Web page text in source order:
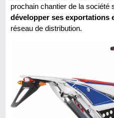
prochain chantier de la société
développer ses exportations
réseau de distribution.